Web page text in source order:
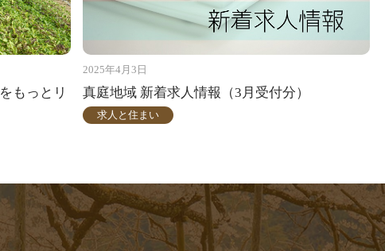
もっとリ
2025年4月3日
真庭地域 新着求人情報（3月受付分）
求人と住まい